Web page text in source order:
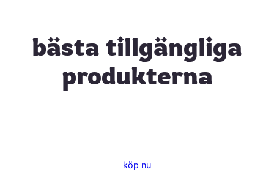
bästa tillgängliga
produkterna
köp nu